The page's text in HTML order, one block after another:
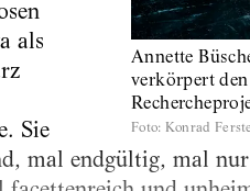
Annette
verkörpert
Foto: Konrad
als
Sie
mal endgültig, mal